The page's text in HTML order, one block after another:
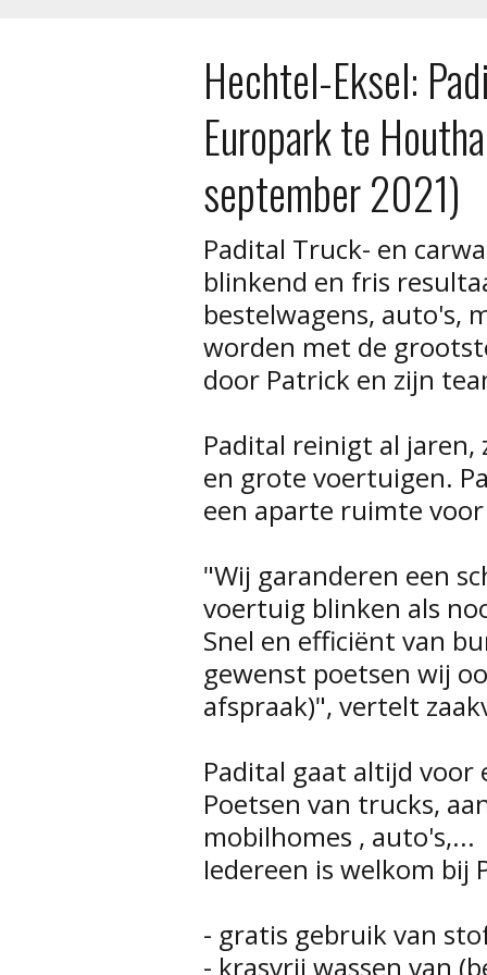
Hechtel-Eksel:
Europark te
september 2021)
Padital Truck- en
blinkend en fris
bestelwagens, auto's,
worden met de
door Patrick en zijn
Padital reinigt al
en grote voertuigen.
een aparte ruimte
"Wij garanderen een
voertuig blinken als
Snel en efficiënt van
gewenst poetsen wij
afspraak)", vertelt
Padital gaat altijd
Poetsen van trucks,
mobilhomes , auto's,...
Iedereen is welkom bij
- gratis gebruik van
- krasvrij wassen van